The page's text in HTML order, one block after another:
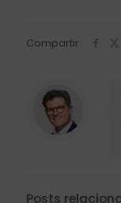
Compartir
Posts